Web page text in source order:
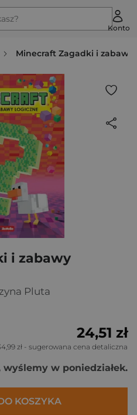
Konto
Minecraft Zagadki i zabawy
i zabawy
Pluta
24,51 zł
zł - sugerowana cena detaliczna
wyślemy w poniedziałek.
KOSZYKA